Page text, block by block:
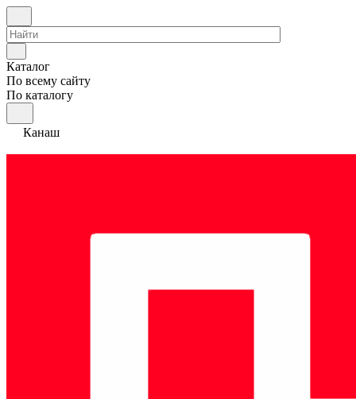
Каталог
По всему сайту
По каталогу
Канаш